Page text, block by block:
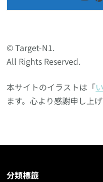
© Target-N1.
All Rights Reserved.
本サイトのイラストは「
ます。心より感謝申し上げ
分類標籤